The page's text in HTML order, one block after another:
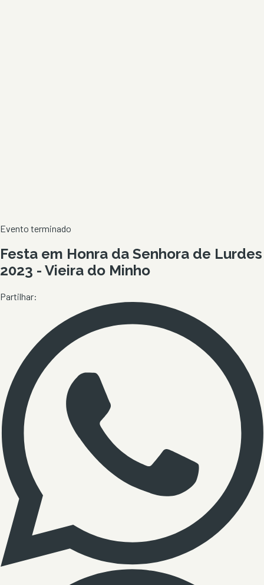
Evento terminado
Festa em Honra da Senhora de Lurdes
2023 - Vieira do Minho
Partilhar: